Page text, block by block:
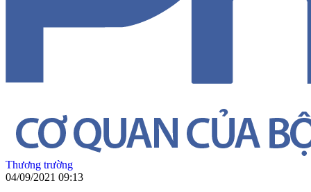
Thương trường
04/09/2021 09:13